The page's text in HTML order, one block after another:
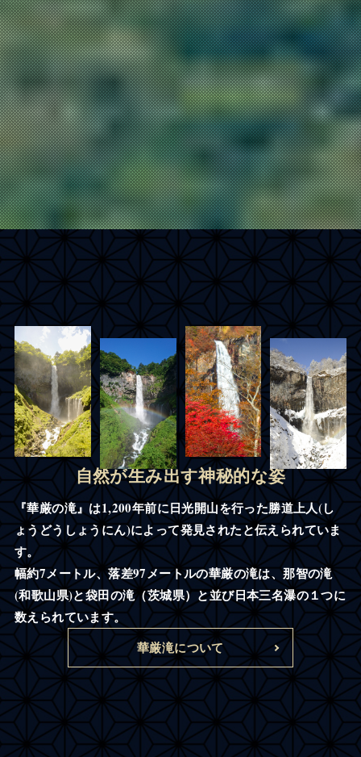
自然が生み出す神秘的な姿
『華厳の滝』は1,200年前に日光開山を行った勝道上人(し
ょうどうしょうにん)によって発見されたと伝えられていま
す。
幅約7メートル、落差97メートルの華厳の滝は、那智の滝
(和歌山県)と袋田の滝（茨城県）と並び日本三名瀑の１つに
数えられています。
華厳滝について